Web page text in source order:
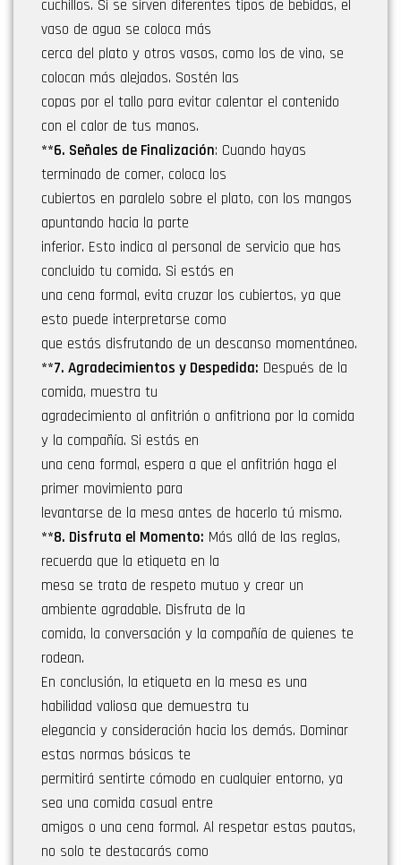
cuchillos. Si se sirven diferentes tipos de bebidas, el
vaso de agua se coloca más
cerca del plato y otros vasos, como los de vino, se
colocan más alejados. Sostén las
copas por el tallo para evitar calentar el contenido
con el calor de tus manos.
**6. Señales de Finalización: Cuando hayas
terminado de comer, coloca los
cubiertos en paralelo sobre el plato, con los mangos
apuntando hacia la parte
inferior. Esto indica al personal de servicio que has
concluido tu comida. Si estás en
una cena formal, evita cruzar los cubiertos, ya que
esto puede interpretarse como
que estás disfrutando de un descanso momentáneo.
**7. Agradecimientos y Despedida: Después de la
comida, muestra tu
agradecimiento al anfitrión o anfitriona por la comida
y la compañía. Si estás en
una cena formal, espera a que el anfitrión haga el
primer movimiento para
levantarse de la mesa antes de hacerlo tú mismo.
**8. Disfruta el Momento: Más allá de las reglas,
recuerda que la etiqueta en la
mesa se trata de respeto mutuo y crear un
ambiente agradable. Disfruta de la
comida, la conversación y la compañía de quienes te
rodean.
En conclusión, la etiqueta en la mesa es una
habilidad valiosa que demuestra tu
elegancia y consideración hacia los demás. Dominar
estas normas básicas te
permitirá sentirte cómodo en cualquier entorno, ya
sea una comida casual entre
amigos o una cena formal. Al respetar estas pautas,
no solo te destacarás como